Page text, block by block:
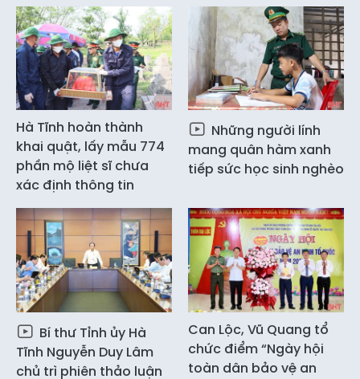
Hà Tĩnh hoàn thành
khai quật, lấy mẫu 774
phần mộ liệt sĩ chưa
xác định thông tin
Những người lính
mang quân hàm xanh
tiếp sức học sinh nghèo
Bí thư Tỉnh ủy Hà
Tĩnh Nguyễn Duy Lâm
chủ trì phiên thảo luận
Can Lộc, Vũ Quang tổ
chức điểm “Ngày hội
toàn dân bảo vệ an